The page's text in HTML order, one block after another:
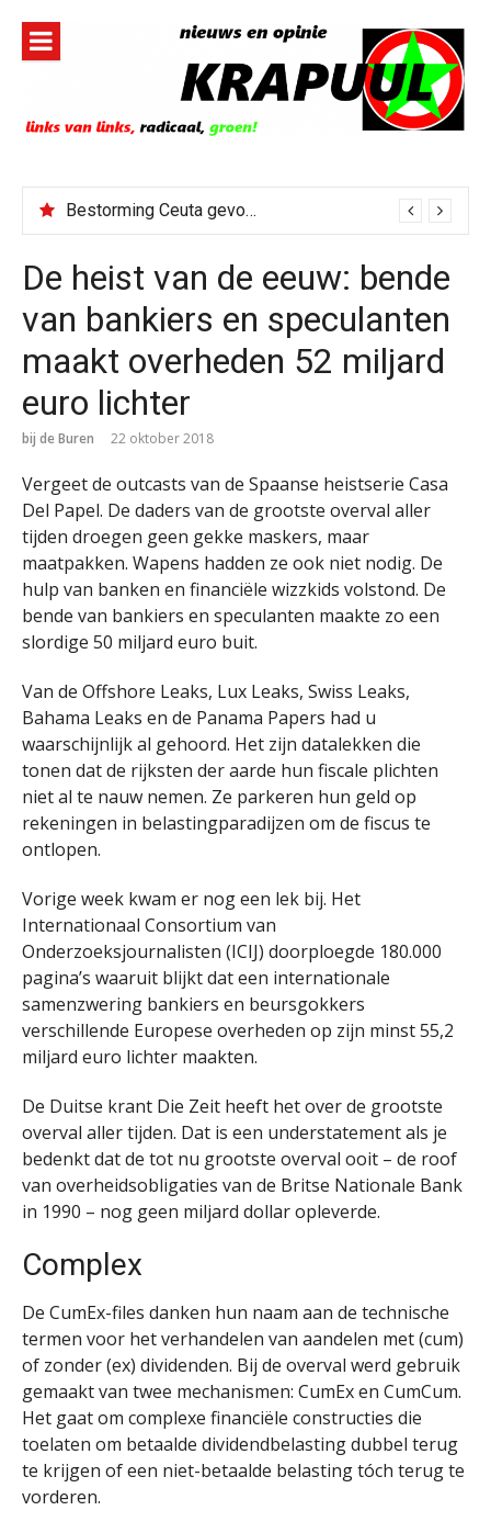
inhoud
Bestorming Ceuta gevolg van op sociale media verspreide hoax?
De heist van de eeuw: bende
van bankiers en speculanten
maakt overheden 52 miljard
euro lichter
bij de Buren 22 oktober 2018
Vergeet de outcasts van de Spaanse heistserie Casa
Del Papel. De daders van de grootste overval aller
tijden droegen geen gekke maskers, maar
maatpakken. Wapens hadden ze ook niet nodig. De
hulp van banken en financiële wizzkids volstond. De
bende van bankiers en speculanten maakte zo een
slordige 50 miljard euro buit.
Van de Offshore Leaks, Lux Leaks, Swiss Leaks,
Bahama Leaks en de Panama Papers had u
waarschijnlijk al gehoord. Het zijn datalekken die
tonen dat de rijksten der aarde hun fiscale plichten
niet al te nauw nemen. Ze parkeren hun geld op
rekeningen in belastingparadijzen om de fiscus te
ontlopen.
Vorige week kwam er nog een lek bij. Het
Internationaal Consortium van
Onderzoeksjournalisten (ICIJ) doorploegde 180.000
pagina’s waaruit blijkt dat een internationale
samenzwering bankiers en beursgokkers
verschillende Europese overheden op zijn minst 55,2
miljard euro lichter maakten.
De Duitse krant Die Zeit heeft het over de grootste
overval aller tijden. Dat is een understatement als je
bedenkt dat de tot nu grootste overval ooit – de roof
van overheidsobligaties van de Britse Nationale Bank
in 1990 – nog geen miljard dollar opleverde.
Complex
De CumEx-files danken hun naam aan de technische
termen voor het verhandelen van aandelen met (cum)
of zonder (ex) dividenden. Bij de overval werd gebruik
gemaakt van twee mechanismen: CumEx en CumCum.
Het gaat om complexe financiële constructies die
toelaten om betaalde dividendbelasting dubbel terug
te krijgen of een niet-betaalde belasting tóch terug te
vorderen.